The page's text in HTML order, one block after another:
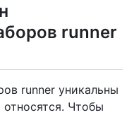
runner
runner уникальны
относятся. Чтобы